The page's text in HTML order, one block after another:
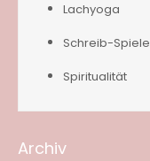
Lachyoga
Schreib-Spiele
Spiritualität
Archiv